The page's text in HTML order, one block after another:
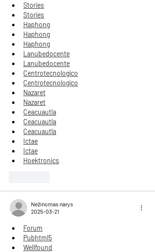
Stories
Stories
Haphong
Haphong
Haphong
Lanubedocente
Lanubedocente
Centrotecnologico
Centrotecnologico
Nazaret
Nazaret
Ceacuautla
Ceacuautla
Ceacuautla
Ictae
Ictae
Hoektronics
Nežinomas narys
2025-03-21
Forum
Pubhtml5
Wellfound